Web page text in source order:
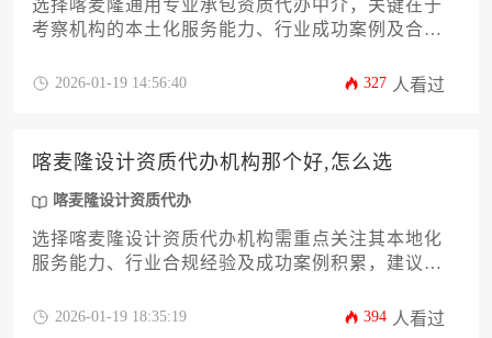
选择喀麦隆通用专业承包资质代办中介，关键在于
考察机构的本土化服务能力、行业成功案例及合规
资源网络及售后支持体系进行综合评估，优先选择
2026-01-19 14:56:40 327 人看过
喀麦隆设计资质代办机构那个好,怎么选
喀麦隆设计资质代办
选择喀麦隆设计资质代办机构需重点关注其本地化
服务能力、行业合规经验及成功案例积累，建议通
合作伙伴。
2026-01-19 18:35:19 394 人看过